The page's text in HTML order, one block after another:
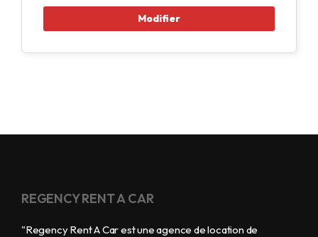
REGENCY RENT A CAR
"Regency Rent A Car est une agence de location de